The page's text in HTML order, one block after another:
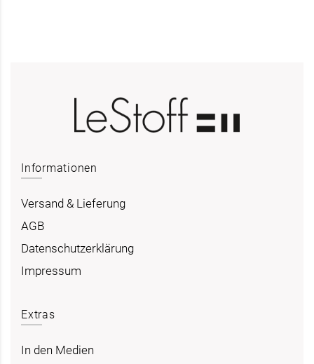
Informationen
Versand & Lieferung
AGB
Datenschutzerklärung
Impressum
Extras
In den Medien